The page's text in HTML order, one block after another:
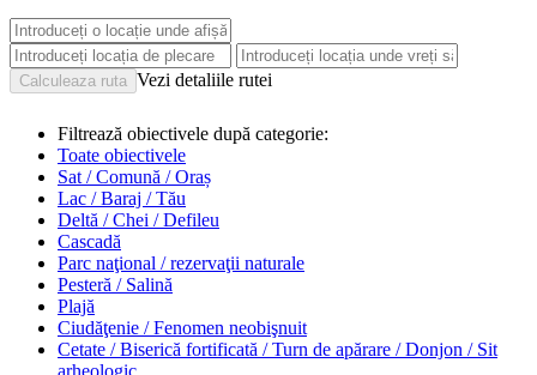
Vezi detaliile rutei
Filtrează obiectivele după categorie:
Toate obiectivele
Sat / Comună / Oraș
Lac / Baraj / Tău
Deltă / Chei / Defileu
Cascadă
Parc naţional / rezervaţii naturale
Pesteră / Salină
Plajă
Ciudăţenie / Fenomen neobişnuit
Cetate / Biserică fortificată / Turn de apărare / Donjon / Sit
arheologic